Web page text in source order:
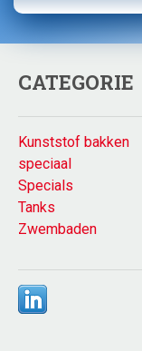
CATEGORIE
Kunststof bakken
speciaal
Specials
Tanks
Zwembaden